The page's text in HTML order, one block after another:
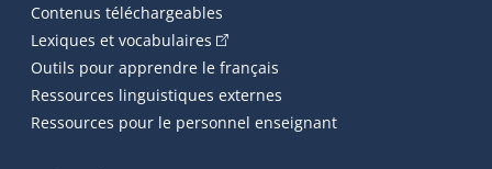
Contenus téléchargeables
Lexiques et vocabulaires (Cet hyperlien externe s'ouvrira
Outils pour apprendre le français
Ressources linguistiques externes
Ressources pour le personnel enseignant